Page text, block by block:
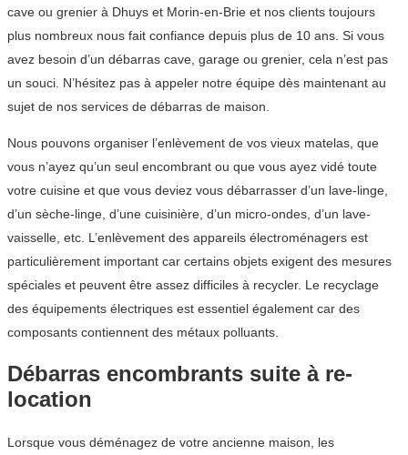
cave ou grenier à Dhuys et Morin-en-Brie et nos clients toujours
plus nombreux nous fait confiance depuis plus de 10 ans. Si vous
avez besoin d’un débarras cave, garage ou grenier, cela n’est pas
un souci. N’hésitez pas à appeler notre équipe dès maintenant au
sujet de nos services de débarras de maison.
Nous pouvons organiser l’enlèvement de vos vieux matelas, que
vous n’ayez qu’un seul encombrant ou que vous ayez vidé toute
votre cuisine et que vous deviez vous débarrasser d’un lave-linge,
d’un sèche-linge, d’une cuisinière, d’un micro-ondes, d’un lave-
vaisselle, etc. L’enlèvement des appareils électroménagers est
particulièrement important car certains objets exigent des mesures
spéciales et peuvent être assez difficiles à recycler. Le recyclage
des équipements électriques est essentiel également car des
composants contiennent des métaux polluants.
Débarras encombrants suite à re-
location
Lorsque vous déménagez de votre ancienne maison, les